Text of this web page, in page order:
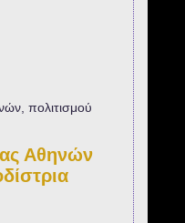
πολιτισμού
Αθηνών